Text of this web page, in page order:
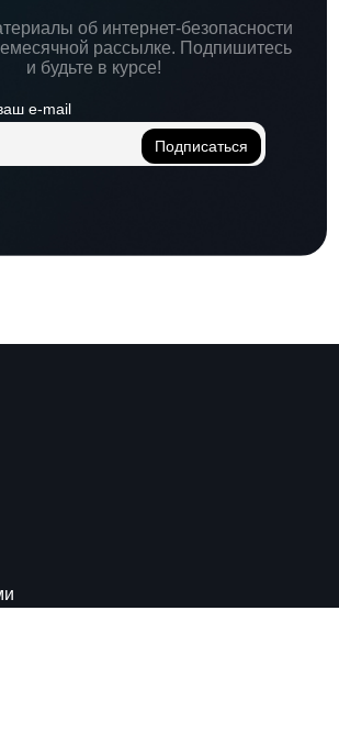
об интернет-безопасности
рассылке. Подпишитесь
и будьте в курсе!
e-mail